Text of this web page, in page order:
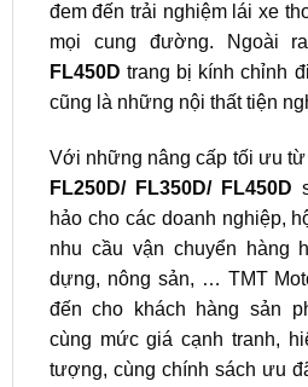
đem đến trải nghiệm lái xe
mọi cung đường. Ngoài
FL450D trang bị kính chỉnh
cũng là những nội thất tiện
Với những nâng cấp tối ưu
FL250D/ FL350D/ FL450D
hảo cho các doanh nghiệp,
nhu cầu vận chuyển hàng
dựng, nông sản, … TMT
đến cho khách hàng sản
cùng mức giá cạnh tranh,
tượng, cùng chính sách ưu